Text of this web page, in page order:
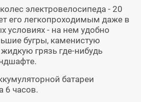
электровелосипеда - 20
его легкопроходимым даже в
условиях - на нем удобно
бугры, каменистую
грязь где-нибудь
батареи
6 часов.